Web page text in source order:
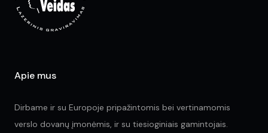
Apie mus
Dirbame ir su Europoje pripažintomis bei vertinamomis
verslo dovanų įmonėmis, ir su tiesioginiais gamintojais.